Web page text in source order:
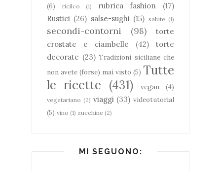
(6)
ricilco (1) rubrica fashion
(17)
Rustici (26) salse-sughi (15) salute (1)
secondi-contorni (98)
torte
crostate e ciambelle
(42)
torte
decorate (23) Tradizioni siciliane che
non avete (forse) mai visto (5) Tutte
le ricette (431) vegan (4)
vegetariano (2) viaggi (33) videotutorial
(5) vino (1) zucchine (2)
MI SEGUONO: